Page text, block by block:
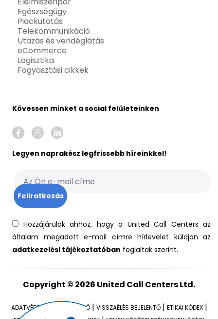
Egészségügy
Piackutatás
Telekommunikáció
Utazás és vendéglátás
eCommerce
Logisztika
Fogyasztási cikkek
Kövessen minket a social felületeinken
Legyen naprakész legfrissebb híreinkkel!
Hozzájárulok ahhoz, hogy a United Call Centers az
általam megadott e-mail címre hírlevelet küldjön az
adatkezelési tájékoztatóban foglaltak szerint.
Copyright © 2026 United Call Centers Ltd.
ADATVÉDELMI TÁJÉKOZTATÓ| VISSZAÉLÉS BEJELENTŐ| ETIKAI KÓDEX|